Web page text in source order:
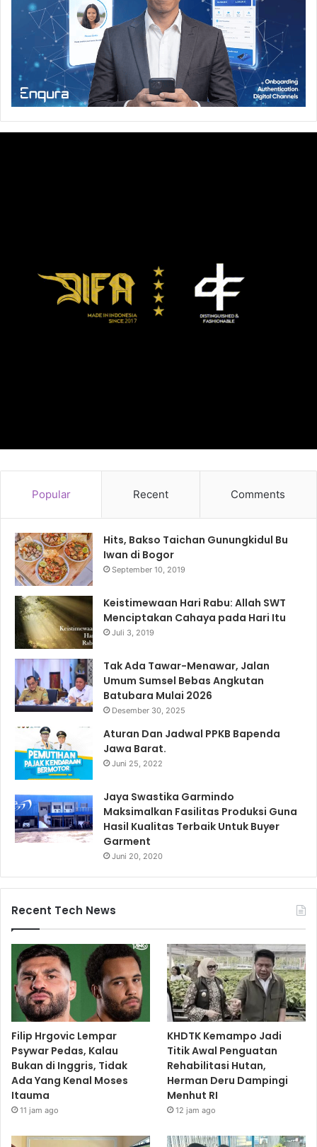
Popular Recent Comments
Hits, Bakso Taichan Gunungkidul Bu
Iwan di Bogor
September 10, 2019
Keistimewaan Hari Rabu: Allah SWT
Menciptakan Cahaya pada Hari Itu
Juli 3, 2019
Tak Ada Tawar-Menawar, Jalan
Umum Sumsel Bebas Angkutan
Batubara Mulai 2026
Desember 30, 2025
Aturan Dan Jadwal PPKB Bapenda
Jawa Barat.
Juni 25, 2022
Jaya Swastika Garmindo
Maksimalkan Fasilitas Produksi Guna
Hasil Kualitas Terbaik Untuk Buyer
Garment
Juni 20, 2020
Recent Tech News
Filip Hrgovic Lempar
Psywar Pedas, Kalau
Bukan di Inggris, Tidak
Ada Yang Kenal Moses
Itauma
11 jam ago
KHDTK Kemampo Jadi
Titik Awal Penguatan
Rehabilitasi Hutan,
Herman Deru Dampingi
Menhut RI
12 jam ago